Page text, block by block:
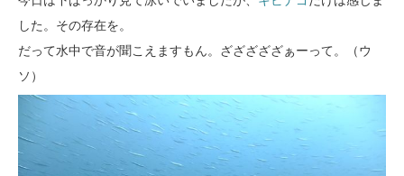
した。その存在を。
だって水中で音が聞こえますもん。ざざざざざぁーって。（ウ
ソ）